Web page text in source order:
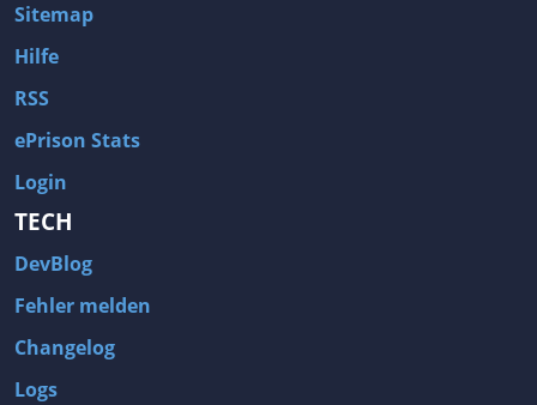
Sitemap
Hilfe
RSS
ePrison Stats
Login
TECH
DevBlog
Fehler melden
Changelog
Logs